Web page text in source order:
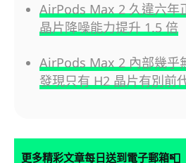
AirPods Max 2 久違六
晶片降噪能力提升 1.5 倍
AirPods Max 2 內部幾
發現只有 H2 晶片有別前
更多精彩文章每日送到電子郵箱📮